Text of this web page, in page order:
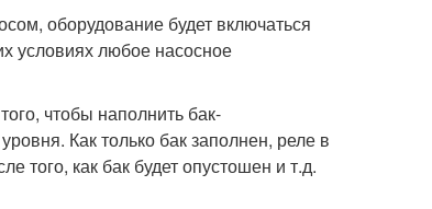
оборудование будет включаться
условиях любое насосное
чтобы наполнить бак-
Как только бак заполнен, реле в
того, как бак будет опустошен и т.д.